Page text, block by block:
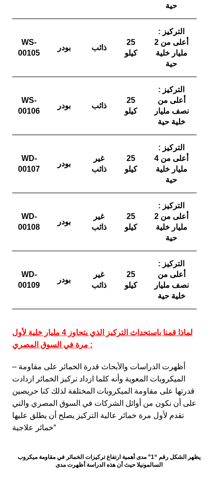
حية
WS-
00105
بودر ذائب
25
كيلو
التركيز :
أعلى من 2
مليار خلية
حية
WS-
00106
بودر ذائب
25
كيلو
التركيز :
أعلى من
نصف مليار
خلية حية
WD-
00107
بودر
غير
ذائب
25
كيلو
التركيز :
أعلى من 4
مليار خلية
حية
WD-
00108
بودر
غير
ذائب
25
كيلو
التركيز :
أعلى من 2
مليار خلية
حية
WD-
00109
بودر
غير
ذائب
25
كيلو
التركيز :
أعلى من
نصف مليار
خلية حية
لماذا قمنا باستحداث التركيز الذي يتجاوز 4 مليار خلية لأول
مرة في السوق المصري :
– أظهرت الدراسات والأبحاث قدرة الخمائر على مقاومة
الميكروبات المعوية وأنه كلما ازداد تركيز الخمائر ازدادت
قدرتها على مقاومة الميكروبات المختلفة لذلك كنا حريصين
على أن نكون من أوائل الشركات في السوق المصري والتي
تقدم لأول مرة خمائر عالية التركيز يصلح أن يطلق عليها
“خمائر علاجية
يظهر الشكل رقم “1” مدى أهمية ارتفاع تركيزات الخمائر في مقاومة ميكروب
السالمونيلا حيث أن هذه الدراسة أظهرت مدى